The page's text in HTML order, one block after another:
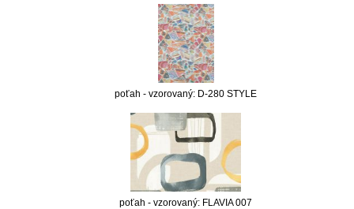
poťah - vzorovaný: D-280 STYLE
poťah - vzorovaný: FLAVIA 007